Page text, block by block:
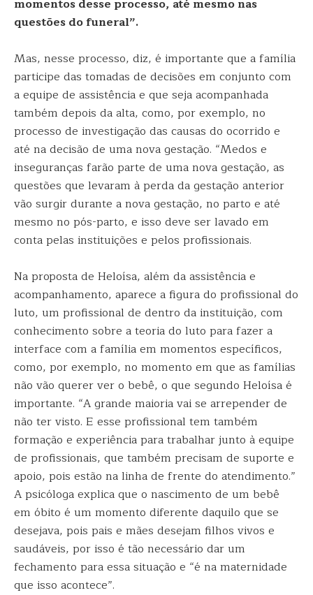
momentos desse processo, até mesmo nas
questões do funeral”.
Mas, nesse processo, diz, é importante que a família
participe das tomadas de decisões em conjunto com
a equipe de assistência e que seja acompanhada
também depois da alta, como, por exemplo, no
processo de investigação das causas do ocorrido e
até na decisão de uma nova gestação. “Medos e
inseguranças farão parte de uma nova gestação, as
questões que levaram à perda da gestação anterior
vão surgir durante a nova gestação, no parto e até
mesmo no pós-parto, e isso deve ser lavado em
conta pelas instituições e pelos profissionais.
Na proposta de Heloísa, além da assistência e
acompanhamento, aparece a figura do profissional do
luto, um profissional de dentro da instituição, com
conhecimento sobre a teoria do luto para fazer a
interface com a família em momentos específicos,
como, por exemplo, no momento em que as famílias
não vão querer ver o bebê, o que segundo Heloísa é
importante. “A grande maioria vai se arrepender de
não ter visto. E esse profissional tem também
formação e experiência para trabalhar junto à equipe
de profissionais, que também precisam de suporte e
apoio, pois estão na linha de frente do atendimento.”
A psicóloga explica que o nascimento de um bebê
em óbito é um momento diferente daquilo que se
desejava, pois pais e mães desejam filhos vivos e
saudáveis, por isso é tão necessário dar um
fechamento para essa situação e “é na maternidade
que isso acontece”.